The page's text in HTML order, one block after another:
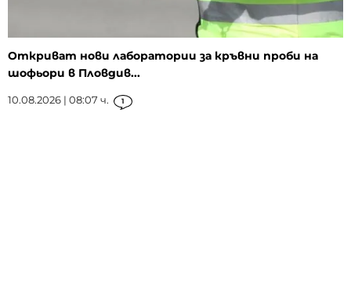
Откриват нови лаборатории за кръвни проби на
шофьори в Пловдив...
10.08.2026 | 08:07 ч. 1